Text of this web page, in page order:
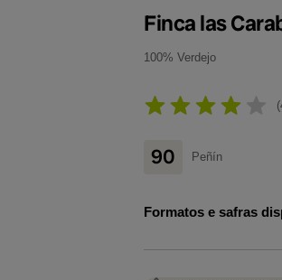
Finca las
100% Verdejo
90 Peñín
Formatos e safras